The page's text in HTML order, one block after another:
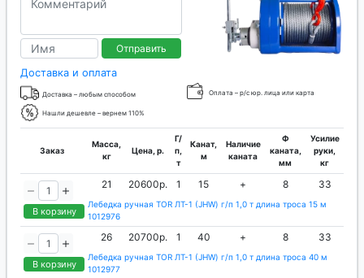
Отправить
Доставка и оплата
Доставка – любым способом Оплата – р/с юр. лица или карта
Нашли дешевле – вернем 110%
Заказ
Масса,
кг
Цена, р.
Г/
п,
т
Канат,
м
Наличие
каната
Ф
каната,
мм
Усилие
руки,
кг
В корзину
21 20600р. 1 15 + 8 33
Лебедка ручная TOR ЛТ-1 (JHW) г/п 1,0 т длина троса 15 м
1012976
В корзину
26 20700р. 1 40 + 8 33
Лебедка ручная TOR ЛТ-1 (JHW) г/п 1,0 т длина троса 40 м
1012977